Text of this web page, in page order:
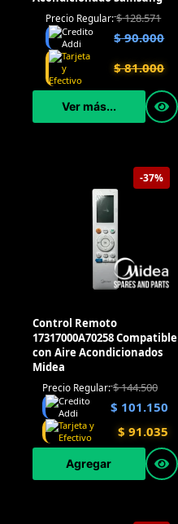
Precio Regular:$128.571
$90.000
$81.000
Ver más...
-37%
Control Remoto
17317000A70258 Compatible
con Aire Acondicionados
Midea
Precio Regular:$144.500
$ 101.150
$ 91.035
Agregar